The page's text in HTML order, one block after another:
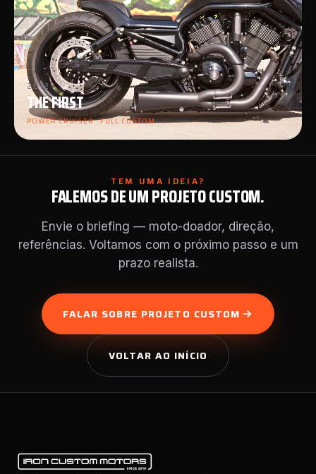
2012
THE FIRST
POWER CRUISER · FULL CUSTOM
TEM UMA IDEIA?
FALEMOS DE UM PROJETO CUSTOM.
Envie o briefing — moto-doador, direção,
referências. Voltamos com o próximo passo e um
prazo realista.
FALAR SOBRE PROJETO CUSTOM
VOLTAR AO INÍCIO